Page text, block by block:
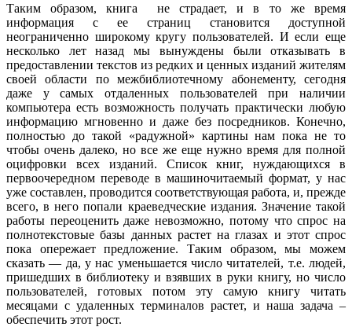
Таким образом, книга не страдает, и в то же время
информация с ее страниц становится доступной
неограниченно широкому кругу пользователей. И если еще
несколько лет назад мы вынуждены были отказывать в
предоставлении текстов из редких и ценных изданий жителям
своей области по межбиблиотечному абонементу, сегодня
даже у самых отдаленных пользователей при наличии
компьютера есть возможность получать практически любую
информацию мгновенно и даже без посредников. Конечно,
полностью до такой «радужной» картины нам пока не то
чтобы очень далеко, но все же еще нужно время для полной
оцифровки всех изданий. Список книг, нуждающихся в
первоочередном переводе в машиночитаемый формат, у нас
уже составлен, проводится соответствующая работа, и, прежде
всего, в него попали краеведческие издания. Значение такой
работы переоценить даже невозможно, потому что спрос на
полнотекстовые базы данных растет на глазах и этот спрос
пока опережает предложение. Таким образом, мы можем
сказать — да, у нас уменьшается число читателей, т.е. людей,
пришедших в библиотеку и взявших в руки книгу, но число
пользователей, готовых потом эту самую книгу читать
месяцами с удаленных терминалов растет, и наша задача –
обеспечить этот рост.